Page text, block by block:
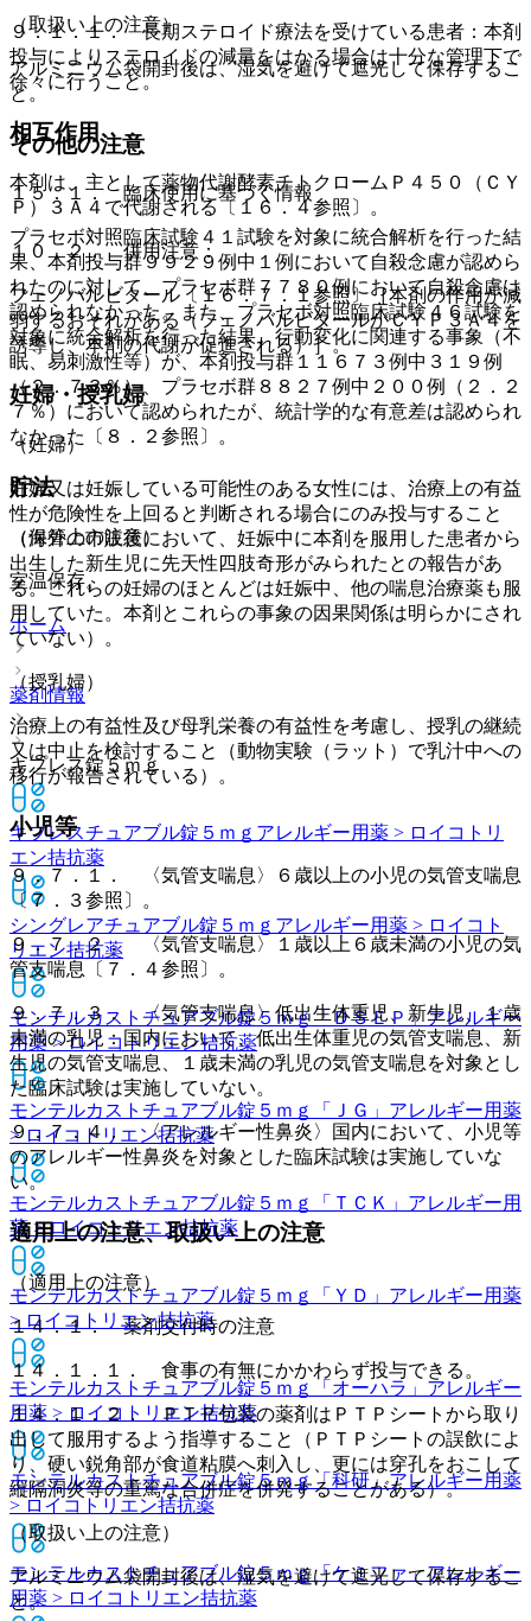
（取扱い上の注意）
アルミニウム袋開封後は、湿気を避けて遮光して保存するこ
と。
その他の注意
１５．１． 臨床使用に基づく情報
プラセボ対照臨床試験４１試験を対象に統合解析を行った結
果、本剤投与群９９２９例中１例において自殺念慮が認めら
れたのに対して、プラセボ群７７８０例において自殺念慮は
認められなかった。また、プラセボ対照臨床試験４６試験を
対象に統合解析を行った結果、行動変化に関連する事象（不
眠、易刺激性等）が、本剤投与群１１６７３例中３１９例
（２．７３％）、プラセボ群８８２７例中２００例（２．２
７％）において認められたが、統計学的な有意差は認められ
なかった〔８．２参照〕。
貯法
（保管上の注意）
室温保存。
ホーム
薬剤情報
キプレス錠５ｍｇ
キプレスチュアブル錠５ｍｇ アレルギー用薬 > ロイコトリ
エン拮抗薬
シングレアチュアブル錠５ｍｇ アレルギー用薬 > ロイコト
リエン拮抗薬
モンテルカストチュアブル錠５ｍｇ「ＤＳＥＰ」アレルギー
用薬 > ロイコトリエン拮抗薬
モンテルカストチュアブル錠５ｍｇ「ＪＧ」 アレルギー用薬
> ロイコトリエン拮抗薬
モンテルカストチュアブル錠５ｍｇ「ＴＣＫ」 アレルギー用
薬 > ロイコトリエン拮抗薬
モンテルカストチュアブル錠５ｍｇ「ＹＤ」 アレルギー用薬
> ロイコトリエン拮抗薬
モンテルカストチュアブル錠５ｍｇ「オーハラ」 アレルギー
用薬 > ロイコトリエン拮抗薬
モンテルカストチュアブル錠５ｍｇ「科研」アレルギー用薬
> ロイコトリエン拮抗薬
モンテルカストチュアブル錠５ｍｇ「ケミファ」アレルギー
用薬 > ロイコトリエン拮抗薬
９．１．１． 長期ステロイド療法を受けている患者：本剤
投与によりステロイドの減量をはかる場合は十分な管理下で
徐々に行うこと。
相互作用
本剤は、主として薬物代謝酵素チトクロームＰ４５０（ＣＹ
Ｐ）３Ａ４で代謝される〔１６．４参照〕。
１０．２． 併用注意：
フェノバルビタール〔１６．７．１参照〕［本剤の作用が減
弱するおそれがある（フェノバルビタールがＣＹＰ３Ａ４を
誘導し、本剤の代謝が促進される）］。
妊婦・授乳婦
（妊婦）
妊婦又は妊娠している可能性のある女性には、治療上の有益
性が危険性を上回ると判断される場合にのみ投与すること
（海外の市販後において、妊娠中に本剤を服用した患者から
出生した新生児に先天性四肢奇形がみられたとの報告があ
る。これらの妊婦のほとんどは妊娠中、他の喘息治療薬も服
用していた。本剤とこれらの事象の因果関係は明らかにされ
ていない）。
（授乳婦）
治療上の有益性及び母乳栄養の有益性を考慮し、授乳の継続
又は中止を検討すること（動物実験（ラット）で乳汁中への
移行が報告されている）。
小児等
９．７．１． 〈気管支喘息〉６歳以上の小児の気管支喘息
〔７．３参照〕。
９．７．２． 〈気管支喘息〉１歳以上６歳未満の小児の気
管支喘息〔７．４参照〕。
９．７．３． 〈気管支喘息〉低出生体重児、新生児、１歳
未満の乳児：国内において、低出生体重児の気管支喘息、新
生児の気管支喘息、１歳未満の乳児の気管支喘息を対象とし
た臨床試験は実施していない。
９．７．４． 〈アレルギー性鼻炎〉国内において、小児等
のアレルギー性鼻炎を対象とした臨床試験は実施していな
い。
適用上の注意、取扱い上の注意
（適用上の注意）
１４．１． 薬剤交付時の注意
１４．１．１． 食事の有無にかかわらず投与できる。
１４．１．２． ＰＴＰ包装の薬剤はＰＴＰシートから取り
出して服用するよう指導すること（ＰＴＰシートの誤飲によ
り、硬い鋭角部が食道粘膜へ刺入し、更には穿孔をおこして
縦隔洞炎等の重篤な合併症を併発することがある）。
（取扱い上の注意）
アルミニウム袋開封後は、湿気を避けて遮光して保存するこ
と。